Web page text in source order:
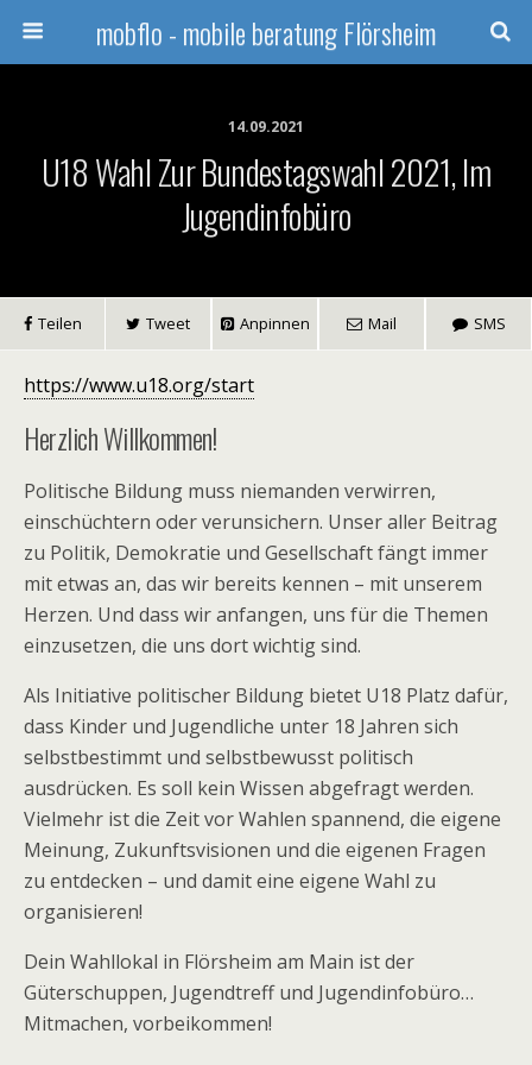
mobflo - mobile beratung Flörsheim
14.09.2021
U18 Wahl Zur Bundestagswahl 2021, Im
Jugendinfobüro
Teilen Tweet Anpinnen Mail SMS
https://www.u18.org/start
Herzlich Willkommen!
Politische Bildung muss niemanden verwirren,
einschüchtern oder verunsichern. Unser aller Beitrag
zu Politik, Demokratie und Gesellschaft fängt immer
mit etwas an, das wir bereits kennen – mit unserem
Herzen. Und dass wir anfangen, uns für die Themen
einzusetzen, die uns dort wichtig sind.
Als Initiative politischer Bildung bietet U18 Platz dafür,
dass Kinder und Jugendliche unter 18 Jahren sich
selbstbestimmt und selbstbewusst politisch
ausdrücken. Es soll kein Wissen abgefragt werden.
Vielmehr ist die Zeit vor Wahlen spannend, die eigene
Meinung, Zukunftsvisionen und die eigenen Fragen
zu entdecken – und damit eine eigene Wahl zu
organisieren!
Dein Wahllokal in Flörsheim am Main ist der
Güterschuppen, Jugendtreff und Jugendinfobüro…
Mitmachen, vorbeikommen!